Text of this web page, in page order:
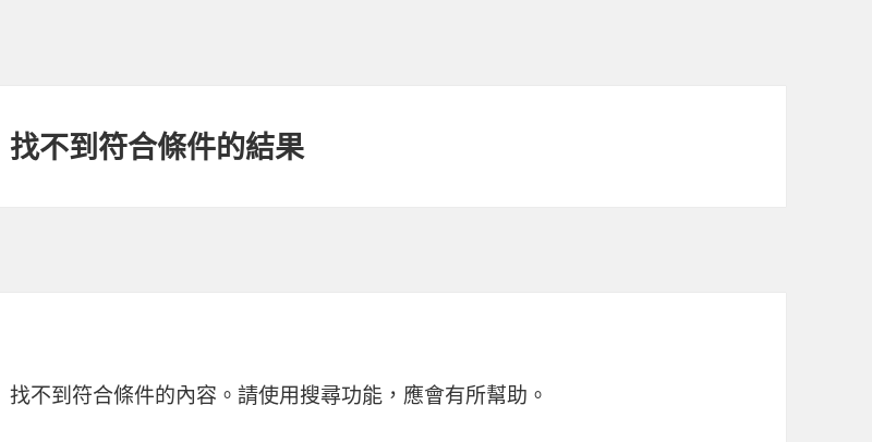
找不到符合條件的結果
找不到符合條件的內容。請使用搜尋功能，應會有所幫助。